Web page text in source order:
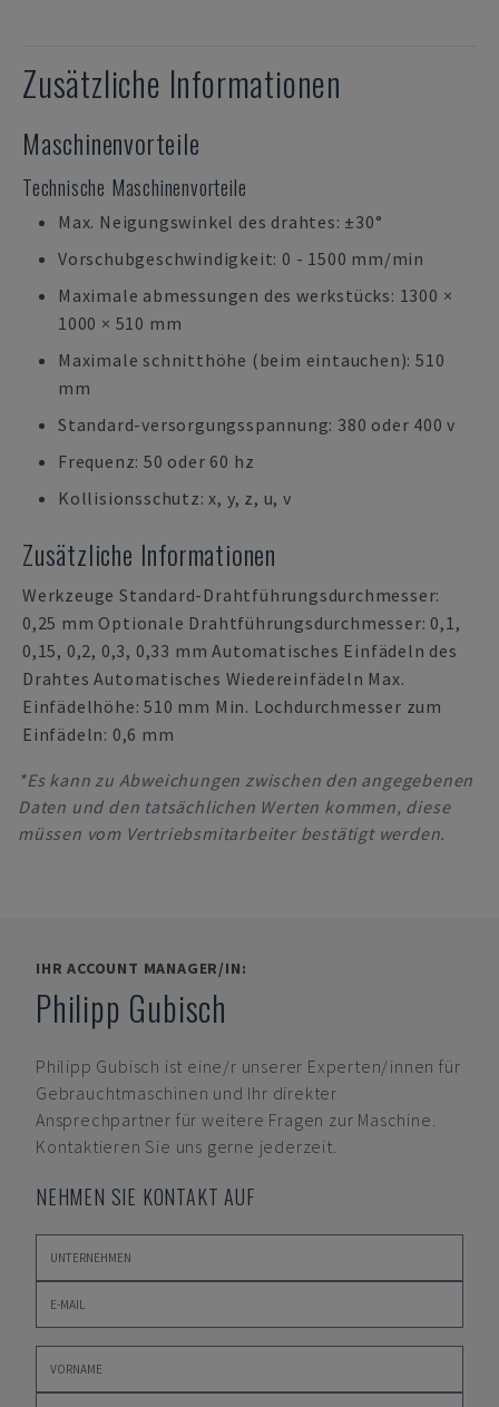
Zusätzliche Informationen
Maschinenvorteile
Technische Maschinenvorteile
Max. Neigungswinkel des drahtes: ±30°
Vorschubgeschwindigkeit: 0 - 1500 mm/min
Maximale abmessungen des werkstücks: 1300 ×
1000 × 510 mm
Maximale schnitthöhe (beim eintauchen): 510
mm
Standard-versorgungsspannung: 380 oder 400 v
Frequenz: 50 oder 60 hz
Kollisionsschutz: x, y, z, u, v
Zusätzliche Informationen
Werkzeuge Standard-Drahtführungsdurchmesser:
0,25 mm Optionale Drahtführungsdurchmesser: 0,1,
0,15, 0,2, 0,3, 0,33 mm Automatisches Einfädeln des
Drahtes Automatisches Wiedereinfädeln Max.
Einfädelhöhe: 510 mm Min. Lochdurchmesser zum
Einfädeln: 0,6 mm
*Es kann zu Abweichungen zwischen den angegebenen
Daten und den tatsächlichen Werten kommen, diese
müssen vom Vertriebsmitarbeiter bestätigt werden.
IHR ACCOUNT MANAGER/IN:
Philipp Gubisch
Philipp Gubisch ist eine/r unserer Experten/innen für
Gebrauchtmaschinen und Ihr direkter
Ansprechpartner für weitere Fragen zur Maschine.
Kontaktieren Sie uns gerne jederzeit.
NEHMEN SIE KONTAKT AUF